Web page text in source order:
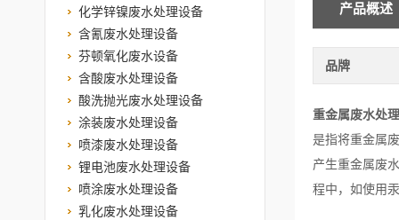
化学锌镍废水处理设备
含氰废水处理设备
芬顿氧化废水设备
含酸废水处理设备
酸洗抛光废水处理设备
涂装废水处理设备
喷漆废水处理设备
锂电池废水处理设备
喷涂废水处理设备
乳化废水处理设备
产品概述
品牌
重金属废水处
是指将重金属
产生重金属废
程中，如使用